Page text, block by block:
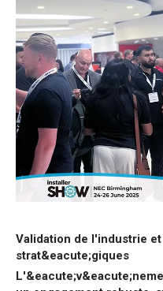
Validation de l'industrie
strat&eacute;giques